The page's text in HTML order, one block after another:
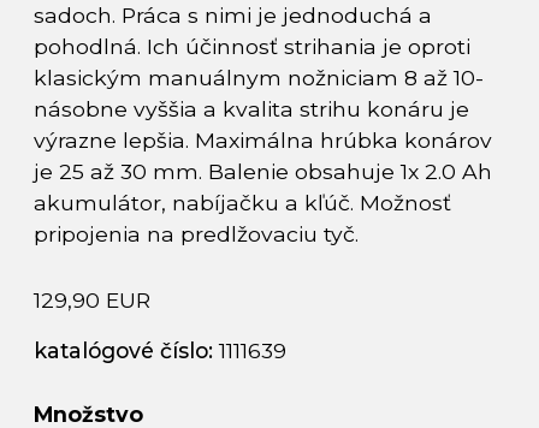
sadoch. Práca s nimi je jednoduchá a
pohodlná. Ich účinnosť strihania je oproti
klasickým manuálnym nožniciam 8 až 10-
násobne vyššia a kvalita strihu konáru je
výrazne lepšia. Maximálna hrúbka konárov
je 25 až 30 mm. Balenie obsahuje 1x 2.0 Ah
akumulátor, nabíjačku a kľúč. Možnosť
pripojenia na predlžovaciu tyč.
129,90 EUR
katalógové číslo:1111639
Množstvo